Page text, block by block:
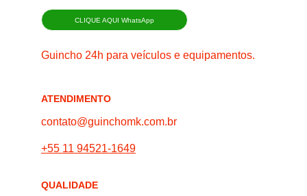
Guincho 24h para veículos e equipamentos.
ATENDIMENTO
QUALIDADE
contato@guinchomk.com.br
+55 11 94521-1649
CLIQUE AQUI WhatsApp